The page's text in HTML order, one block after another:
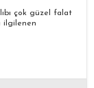
çok güzel falat
ilgilenen